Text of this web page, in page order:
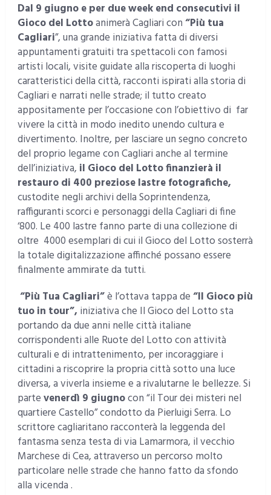
Dal 9 giugno e per due week end consecutivi il
Gioco del Lottoanimerà Cagliari con“Più tua
Cagliari”, una grande iniziativa fatta di diversi
appuntamenti gratuiti tra spettacoli con famosi
artisti locali, visite guidate alla riscoperta di luoghi
caratteristici della città, racconti ispirati alla storia di
Cagliari e narrati nelle strade; il tutto creato
appositamente per l’occasione con l’obiettivo di far
vivere la città in modo inedito unendo cultura e
divertimento. Inoltre, per lasciare un segno concreto
del proprio legame con Cagliari anche al termine
dell’iniziativa, il Gioco del Lotto finanzierà il
restauro di 400 preziose lastre fotografiche,
custodite negli archivi della Soprintendenza,
raffiguranti scorci e personaggi della Cagliari di fine
‘800. Le 400 lastre fanno parte di una collezione di
oltre 4000 esemplari di cui il Gioco del Lotto sosterrà
la totale digitalizzazione affinché possano essere
finalmente ammirate da tutti.
“Più Tua Cagliari”è l’ottava tappa de“Il Gioco più
tuo in tour”, iniziativa che Il Gioco del Lotto sta
portando da due anni nelle città italiane
corrispondenti alle Ruote del Lotto con attività
culturali e di intrattenimento, per incoraggiare i
cittadini a riscoprire la propria città sotto una luce
diversa, a viverla insieme e a rivalutarne le bellezze. Si
partevenerdì 9 giugnocon “il Tour dei misteri nel
quartiere Castello” condotto da Pierluigi Serra. Lo
scrittore cagliaritano racconterà la leggenda del
fantasma senza testa di via Lamarmora, il vecchio
Marchese di Cea, attraverso un percorso molto
particolare nelle strade che hanno fatto da sfondo
alla vicenda .